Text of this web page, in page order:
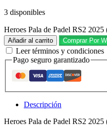
3 disponibles
Heroes Pala de Padel RS2
Añadir al carrito Comprar Por
Leer términos y condiciones
Pago seguro garantizado
Descripción
Heroes Pala de Padel RS2